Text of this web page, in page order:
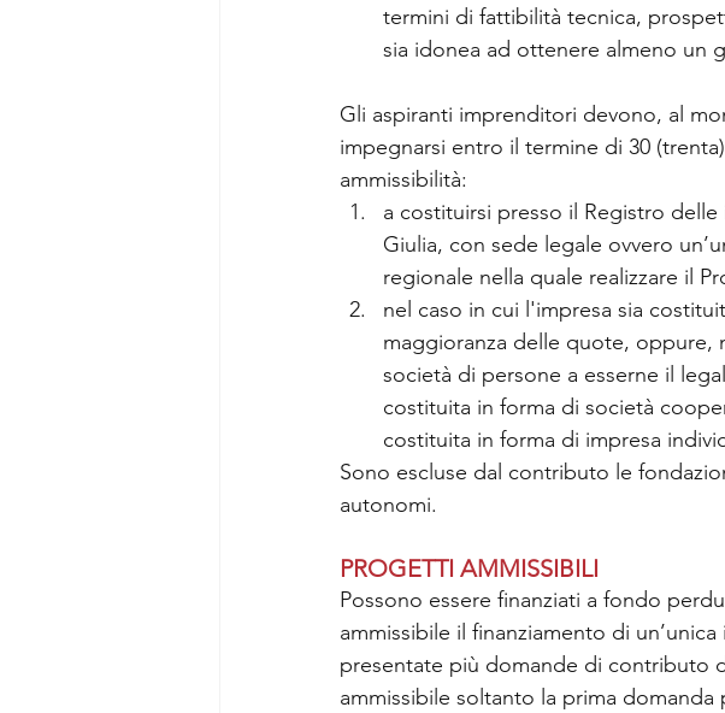
termini di fattibilità tecnica,
sia idonea ad ottenere almeno un
Gli aspiranti imprenditori devono, al
impegnarsi entro il termine di 30
ammissibilità:
a costituirsi presso il Registro
Giulia, con sede legale ovvero
regionale nella quale realizzare il
nel caso in cui l'impresa sia
maggioranza delle quote, oppure,
società di persone a esserne il
costituita in forma di società
costituita in forma di impresa
Sono escluse dal contributo le
autonomi.
PROGETTI AMMISSIBILI
Possono essere finanziati a fondo
ammissibile il finanziamento di
presentate più domande di contributo
ammissibile soltanto la prima